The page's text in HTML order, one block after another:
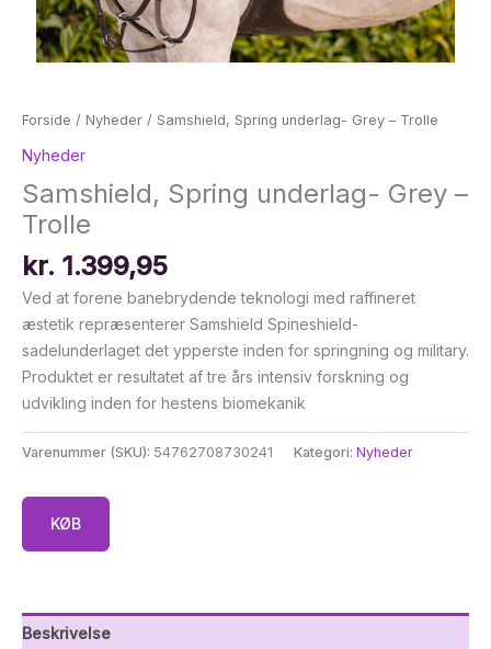
Forside / Nyheder / Samshield, Spring underlag- Grey – Trolle
Nyheder
Samshield, Spring underlag- Grey –
Trolle
kr. 1.399,95
Ved at forene banebrydende teknologi med raffineret
æstetik repræsenterer Samshield Spineshield-
sadelunderlaget det ypperste inden for springning og military.
Produktet er resultatet af tre års intensiv forskning og
udvikling inden for hestens biomekanik
Varenummer (SKU): 54762708730241 Kategori: Nyheder
KØB
Beskrivelse